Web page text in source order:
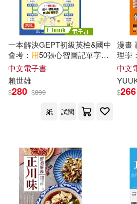
南姞任(1)
卡米爾．古列夫(1)
原作:蒼乃白兎 漫畫:坂野杏
原案:かわく(1)
叢麗麗(1) 古田富建(1)
史紅(1) 史考特‧海格
史蒂芬‧雷奇藍(1)
一本解決GEPT初級英檢&國中
會考： 用50張心智圖記單字好
簡單+音檔(增修版) (電子書)
中文電子書
賴世雄
$280 $399
紙
試閱
漫畫
理學
榮格
係困
大全
中文
$266